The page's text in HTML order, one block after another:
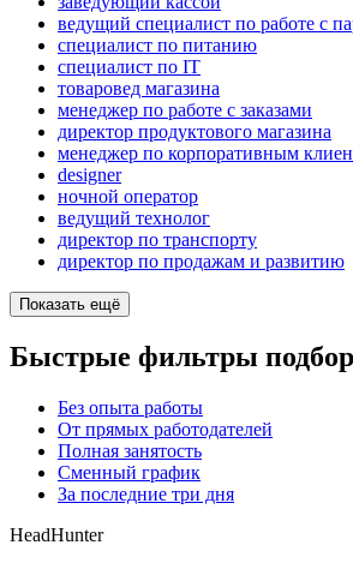
ведущий специалист по работе с
специалист по питанию
специалист по IT
товаровед магазина
менеджер по работе с заказами
директор продуктового магазина
менеджер по корпоративным
designer
ночной оператор
ведущий технолог
директор по транспорту
директор по продажам и развитию
Показать ещё
Быстрые фильтры
Без опыта работы
От прямых работодателей
Полная занятость
Сменный график
За последние три дня
HeadHunter